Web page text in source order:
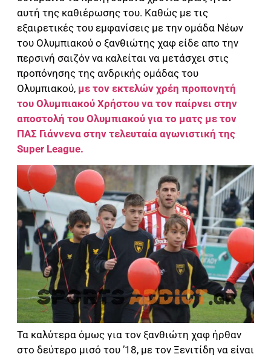
αυτή της καθιέρωσης του. Καθώς με τις
εξαιρετικές του εμφανίσεις με την ομάδα Νέων
του Ολυμπιακού ο ξανθιώτης χαφ είδε απο την
περσινή σαιζόν να καλείται να μετάσχει στις
προπόνησης της ανδρικής ομάδας του
Ολυμπιακού, με τον εκτελών χρέη προπονητή
του Ολυμπιακού Χρήστου να τον παίρνει στην
αποστολή του Ολυμπιακού για το ματς με τον
ΠΑΣ Γιάννενα στην τελευταία αγωνιστική της
Super League.
Τα καλύτερα όμως για τον ξανθιώτη χαφ ήρθαν
στο δεύτερο μισό του ’18, με τον Ξενιτίδη να είναι